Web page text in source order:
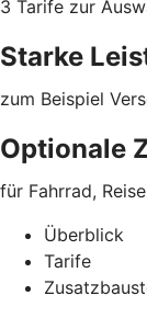
3 Tarife zur
Starke
zum Beispiel
Optionale
für Fahrrad,
Überblick
Tarife